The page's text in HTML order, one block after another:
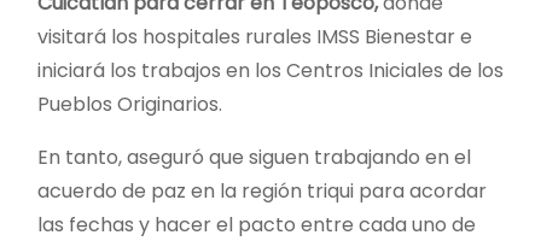
visitará los hospitales rurales IMSS Bienestar e
iniciará los trabajos en los Centros Iniciales de los
Pueblos Originarios.
En tanto, aseguró que siguen trabajando en el
acuerdo de paz en la región triqui para acordar
las fechas y hacer el pacto entre cada uno de